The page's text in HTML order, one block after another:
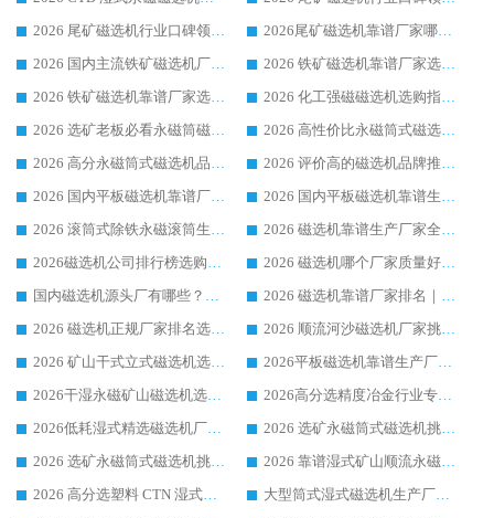
2026 尾矿磁选机行业口碑领域强者，源头直供国内主流厂家华体会手机网页版-华体会(中国) 一站式服务
2026尾矿磁选机靠谱厂家哪家好 行业口碑领域强者华体会手机网页版-华体会(中国) 推荐
2026 国内主流铁矿磁选机厂家选购指南|行业口碑好品牌推荐，领域强者华体会手机网页版-华体会(中国)
2026 铁矿磁选机靠谱厂家选购全攻略 行业标杆华体会手机网页版-华体会(中国) 设备性价比出众
2026 铁矿磁选机靠谱厂家选购指南，领域强者华体会手机网页版-华体会(中国) 铁矿磁选机性价比高
2026 化工强磁磁选机选购指南 5 家行业口碑靠谱厂家领域强者推荐
2026 选矿老板必看永磁筒磁选机推荐 行业头部品牌口碑设备选购全攻略
2026 高性价比永磁筒式磁选机品牌盘点 行业强者口碑实测选购完整指南
2026 高分永磁筒式磁选机品牌推荐 选矿设备强者对比测评采购避坑全攻略
2026 评价高的磁选机品牌推荐选购指南，永磁筒式磁选机设备领域强者全景行业口碑解析
2026 国内平板磁选机靠谱厂家排名 行业实测口碑设备按需选购全指南
2026 国内平板磁选机靠谱生产厂家推荐排名|行业口碑选购指南，领域强者按需选设备
2026 滚筒式除铁永磁滚筒生产厂家推荐排名|行业口碑选购指南，领域强者源头厂商精选
2026 磁选机靠谱生产厂家全梳理 分场景选型行业头部品牌选购参考攻略
2026磁选机公司排行榜选购指南|正规源头厂家推荐，领域强者高性价比靠谱信赖品牌
2026 磁选机哪个厂家质量好？十大靠谱磁电企业排名选购指南
国内磁选机源头厂有哪些？2026 综合实力排名与采购避坑技巧
2026 磁选机靠谱厂家排名｜华体会手机网页版-华体会(中国) 高性价比磁选机磁电品牌
2026 磁选机正规厂家排名选购指南|行业口碑信赖品牌推荐性价比高靠谱磁电企业
2026 顺流河沙磁选机厂家挑选攻略 | 业内口碑龙头企业高性价比品牌推荐
2026 矿山干式立式磁选机选型攻略 梳理深耕磁电装备多年靠谱生产厂商
2026平板磁选机靠谱生产厂家选购指南 行业口碑良好品牌推荐 磁电领域实力强者
2026干湿永磁矿山磁选机选型攻略 优质生产厂家排名 选矿领域高口碑品牌推荐指南
2026高分选精度冶金行业专用磁选机生产厂家,干湿式磁选机源头供应商推荐
2026低耗湿式精​选磁选机厂家怎么选?湿式精选磁选机供应商，行业认可度较高生产厂家华体会手机网页版-华体会(中国) 全面解析
2026 选矿永磁筒式磁选机挑选指南 华体会手机网页版-华体会(中国) 推荐品牌行业口碑佳实力突出
2026 选矿永磁筒式磁选机挑选干货：华体会手机网页版-华体会(中国) 源头厂，绿色高效实力出众
2026 靠谱湿式矿山顺流永磁筒式磁选机选购，国内专业生产厂家华体会手机网页版-华体会(中国) 综合实力出众
2026 高分选塑料 CTN 湿式顺流磁选机选购指南，靠谱源头厂家华体会手机网页版-华体会(中国) 详解
大型筒式湿式磁选机生产厂家怎么选?华体会手机网页版-华体会(中国) 设备口碑广受行业认可